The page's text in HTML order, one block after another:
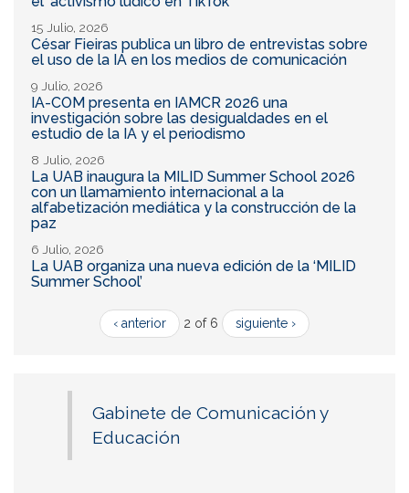
15 Julio, 2026
César Fieiras publica un libro de entrevistas sobre
el uso de la IA en los medios de comunicación
9 Julio, 2026
IA-COM presenta en IAMCR 2026 una
investigación sobre las desigualdades en el
estudio de la IA y el periodismo
8 Julio, 2026
La UAB inaugura la MILID Summer School 2026
con un llamamiento internacional a la
alfabetización mediática y la construcción de la
paz
6 Julio, 2026
La UAB organiza una nueva edición de la ‘MILID
Summer School’
‹ anterior 2 of 6 siguiente ›
Gabinete de Comunicación y
Educación